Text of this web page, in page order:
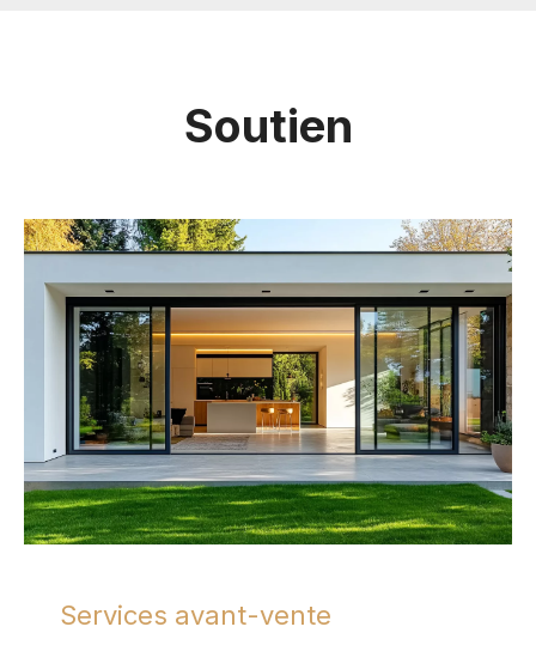
Soutien
Services avant-vente